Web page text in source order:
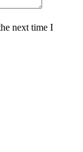
next time I